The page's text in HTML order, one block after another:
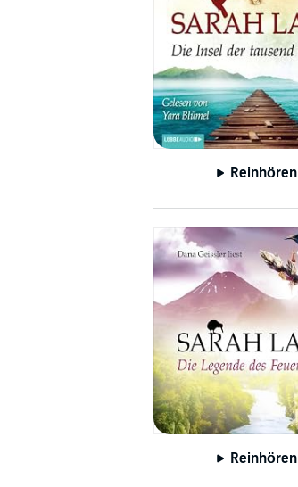
Reinhören
Reinhören